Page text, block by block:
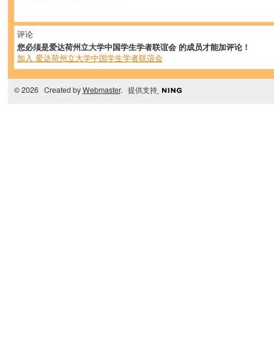
评论
您必须是爱达荷州立大学中国学生学者联谊会 的成员才能加评论！
加入 爱达荷州立大学中国学生学者联谊会
© 2026 Created byWebmaster. 提供支持